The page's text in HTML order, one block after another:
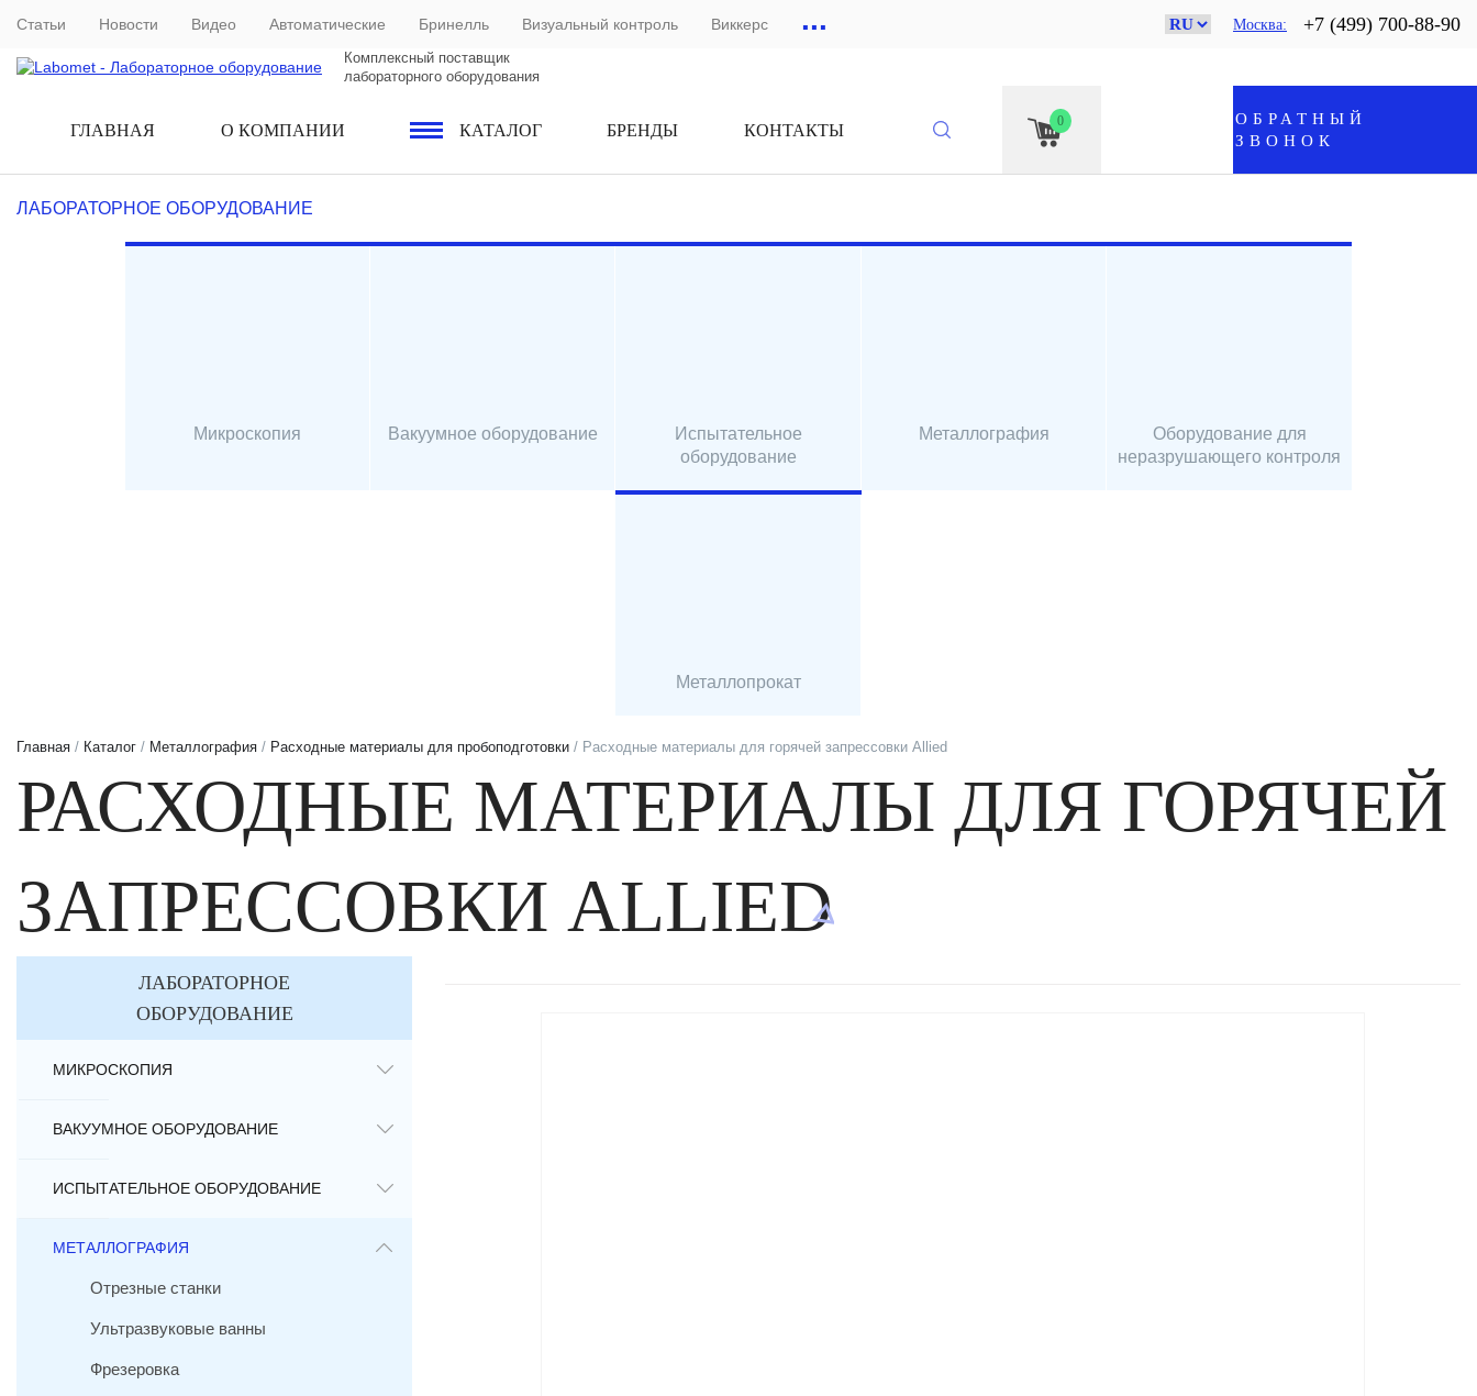
Статьи Новости Видео Автоматические Бринелль Визуальный контроль Виккерс ... Москва +7 (499) 700-88-90
Комплексный поставщик
лабораторного оборудования
ГЛАВНАЯ О КОМПАНИИ КАТАЛОГ БРЕНДЫ КОНТАКТЫ 0
ОБРАТНЫЙ
ЗВОНОК
ЛАБОРАТОРНОЕ ОБОРУДОВАНИЕ
Микроскопия Вакуумное оборудование
Испытательное
оборудование
Металлография
Оборудование для
неразрушающего контроля
Металлопрокат
Главная / Каталог / Металлография / Расходные материалы для пробоподготовки / Расходные материалы для горячей запрессовки Allied
РАСХОДНЫЕ МАТЕРИАЛЫ ДЛЯ ГОРЯЧЕЙ
ЗАПРЕССОВКИ ALLIED
ЛАБОРАТОРНОЕ
ОБОРУДОВАНИЕ
МИКРОСКОПИЯ
ВАКУУМНОЕ ОБОРУДОВАНИЕ
ИСПЫТАТЕЛЬНОЕ ОБОРУДОВАНИЕ
МЕТАЛЛОГРАФИЯ
Отрезные станки
Ультразвуковые ванны
Фрезеровка